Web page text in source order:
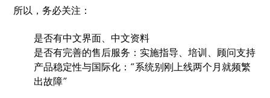
所以，务必关注：
是否有中文界面、中文资料
是否有完善的售后服务：实施指导、培训、顾问支持
产品稳定性与国际化：“系统别刚上线两个月就频繁
出故障”